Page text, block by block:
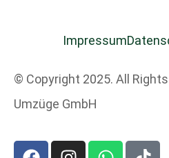
Impressum
© Copyright 2025. All
Umzüge GmbH